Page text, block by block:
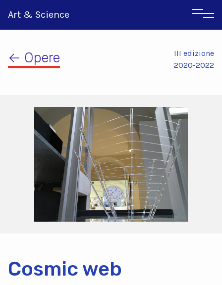
Art & Science
Inglese
Greco
← Opere
III edizione
2020-2022
Cosmic web